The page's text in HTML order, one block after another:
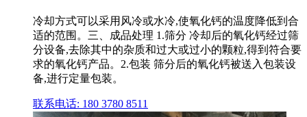
冷却方式可以采用风冷或水冷,使氧化钙的温度降低到合
适的范围。三、成品处理 1.筛分 冷却后的氧化钙经过筛
分设备,去除其中的杂质和过大或过小的颗粒,得到符合要
求的氧化钙产品。2.包装 筛分后的氧化钙被送入包装设
备,进行定量包装。
联系电话: 180 3780 8511